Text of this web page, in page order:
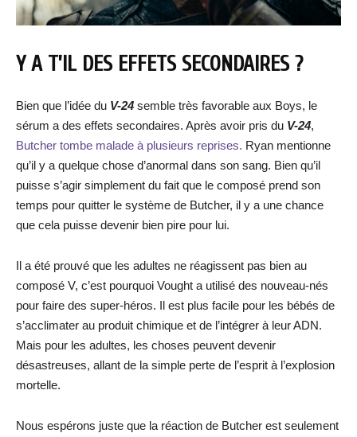
Y A T’IL DES EFFETS SECONDAIRES ?
Bien que l’idée du V-24 semble très favorable aux Boys, le
sérum a des effets secondaires. Après avoir pris du V-24,
Butcher tombe malade à plusieurs reprises. Ryan mentionne
qu’il y a quelque chose d’anormal dans son sang. Bien qu’il
puisse s’agir simplement du fait que le composé prend son
temps pour quitter le système de Butcher, il y a une chance
que cela puisse devenir bien pire pour lui.
Il a été prouvé que les adultes ne réagissent pas bien au
composé V, c’est pourquoi Vought a utilisé des nouveau-nés
pour faire des super-héros. Il est plus facile pour les bébés de
s’acclimater au produit chimique et de l’intégrer à leur ADN.
Mais pour les adultes, les choses peuvent devenir
désastreuses, allant de la simple perte de l’esprit à l’explosion
mortelle.
Nous espérons juste que la réaction de Butcher est seulement